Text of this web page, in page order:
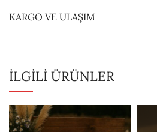
KARGO VE ULAŞIM
İLGILI ÜRÜNLER